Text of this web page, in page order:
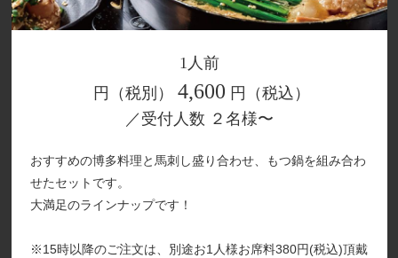
1人前
円（税別） 4,600 円（税込）
／受付人数 ２名様〜
おすすめの博多料理と馬刺し盛り合わせ、もつ鍋を組み合わ
せたセットです。
大満足のラインナップです！
※15時以降のご注文は、別途お1人様お席料380円(税込)頂戴